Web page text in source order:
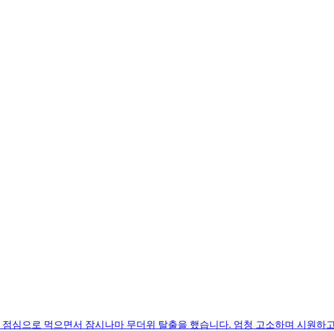
심으로 먹으면서 잠시나마 무더위 탈출을 했습니다. 엄청 고소하며 시원하